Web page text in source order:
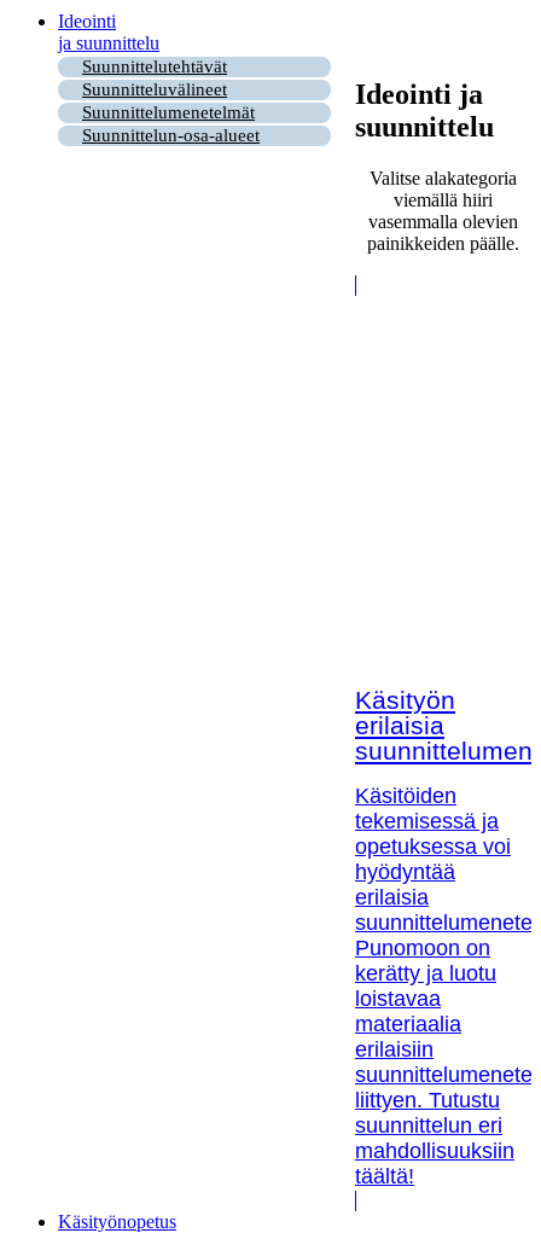
Ideointi
ja suunnittelu
Suunnittelutehtävät
Suunnitteluvälineet
Suunnittelumenetelmät
Suunnittelun-osa-alueet
Ideointi ja
suunnittelu
Valitse alakategoria
viemällä hiiri
vasemmalla olevien
painikkeiden päälle.
Käsityön
erilaisia
Käsitöiden
tekemisessä ja
opetuksessa voi
hyödyntää
erilaisia
Punomoon on
kerätty ja luotu
loistavaa
materiaalia
erilaisiin
liittyen. Tutustu
suunnittelun eri
mahdollisuuksiin
täältä!
Käsityönopetus